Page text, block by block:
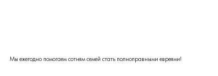
Мы ежегодно помогаем сотням семей стать полноправными евреями!